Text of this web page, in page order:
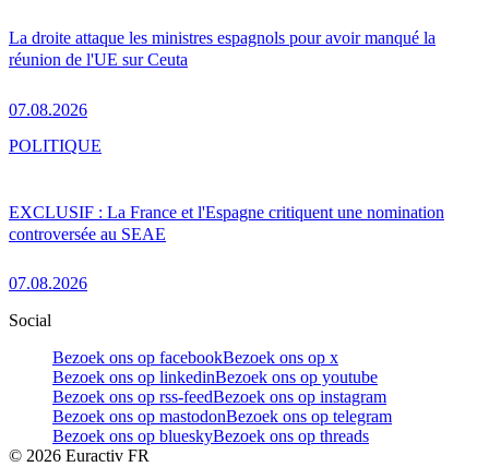
La droite attaque les ministres espagnols pour avoir manqué la
réunion de l'UE sur Ceuta
07.08.2026
EXCLUSIF : La France et l'Espagne critiquent une nomination
controversée au SEAE
07.08.2026
POLITIQUE
Social
Bezoek ons op facebookBezoek ons op x
Bezoek ons op linkedinBezoek ons op youtube
Bezoek ons op rss-feedBezoek ons op instagram
Bezoek ons op mastodonBezoek ons op telegram
Bezoek ons op blueskyBezoek ons op threads
© 2026 Euractiv FR